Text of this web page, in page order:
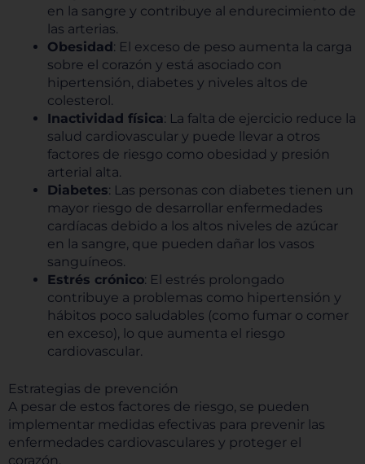
en la sangre y contribuye al endurecimiento de
las arterias.
Obesidad: El exceso de peso aumenta la carga
sobre el corazón y está asociado con
hipertensión, diabetes y niveles altos de
colesterol.
Inactividad física: La falta de ejercicio reduce la
salud cardiovascular y puede llevar a otros
factores de riesgo como obesidad y presión
arterial alta.
Diabetes: Las personas con diabetes tienen un
mayor riesgo de desarrollar enfermedades
cardíacas debido a los altos niveles de azúcar
en la sangre, que pueden dañar los vasos
sanguíneos.
Estrés crónico: El estrés prolongado
contribuye a problemas como hipertensión y
hábitos poco saludables (como fumar o comer
en exceso), lo que aumenta el riesgo
cardiovascular.
Estrategias de prevención
A pesar de estos factores de riesgo, se pueden
implementar medidas efectivas para prevenir las
enfermedades cardiovasculares y proteger el
corazón.